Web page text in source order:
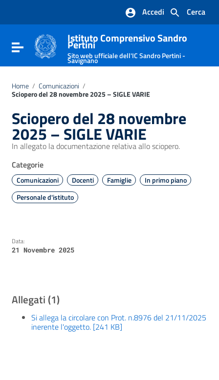
Vai al footer
Cerca
Accedi
Attiva / disattiva la navigazione
Istituto Comprensivo Sandro
Pertini
Sito web ufficiale dell'IC Sandro Pertini -
Savignano
Home / Comunicazioni /
Sciopero del 28 novembre 2025 – SIGLE VARIE
Sciopero del 28 novembre
2025 – SIGLE VARIE
In allegato la documentazione relativa allo sciopero.
Categorie
Comunicazioni Docenti Famiglie
In primo piano
Personale d'istituto
Data:
21 Novembre 2025
Allegati (1)
Si allega la circolare con Prot. n.8976 del 21/11/2025
inerente l'oggetto. [241 KB]